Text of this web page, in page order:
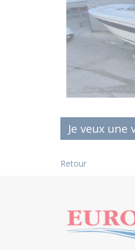
Je veux une
Retour